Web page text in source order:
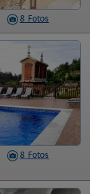
8 Fotos
8 Fotos